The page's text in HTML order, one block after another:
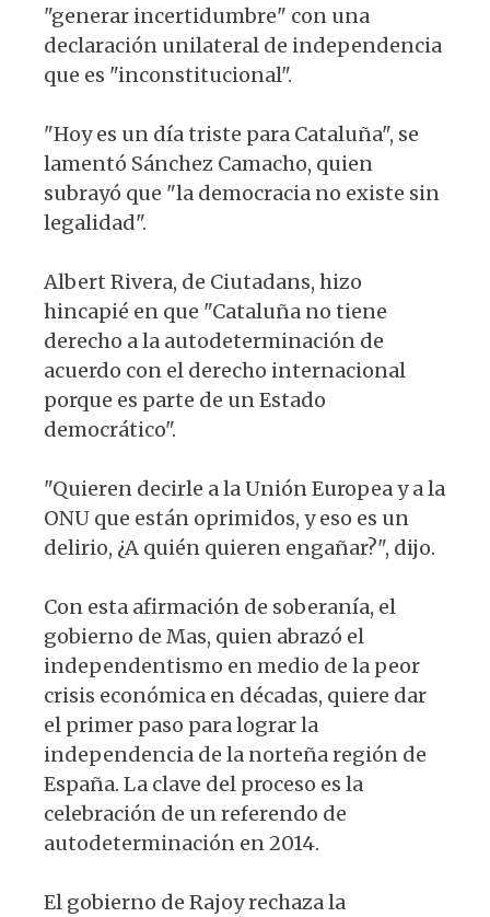
"generar incertidumbre" con una
declaración unilateral de independencia
que es "inconstitucional".
"Hoy es un día triste para Cataluña", se
lamentó Sánchez Camacho, quien
subrayó que "la democracia no existe sin
legalidad".
Albert Rivera, de Ciutadans, hizo
hincapié en que "Cataluña no tiene
derecho a la autodeterminación de
acuerdo con el derecho internacional
porque es parte de un Estado
democrático".
"Quieren decirle a la Unión Europea y a la
ONU que están oprimidos, y eso es un
delirio, ¿A quién quieren engañar?", dijo.
Con esta afirmación de soberanía, el
gobierno de Mas, quien abrazó el
independentismo en medio de la peor
crisis económica en décadas, quiere dar
el primer paso para lograr la
independencia de la norteña región de
España. La clave del proceso es la
celebración de un referendo de
autodeterminación en 2014.
El gobierno de Rajoy rechaza la